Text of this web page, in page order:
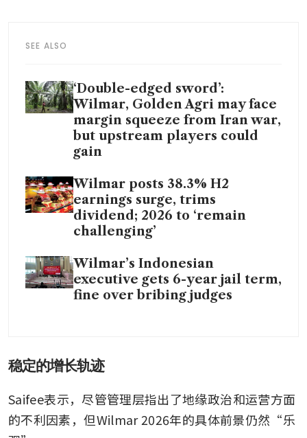
SEE ALSO
‘Double-edged sword’:
Wilmar, Golden Agri may face
margin squeeze from Iran war,
but upstream players could
gain
Wilmar posts 38.3% H2
earnings surge, trims
dividend; 2026 to ‘remain
challenging’
Wilmar’s Indonesian
executive gets 6-year jail term,
fine over bribing judges
稳定的增长轨迹
Saifee表示，尽管管理层指出了地缘政治和运营方面
的不利因素，但Wilmar 2026年的具体前景仍然“乐